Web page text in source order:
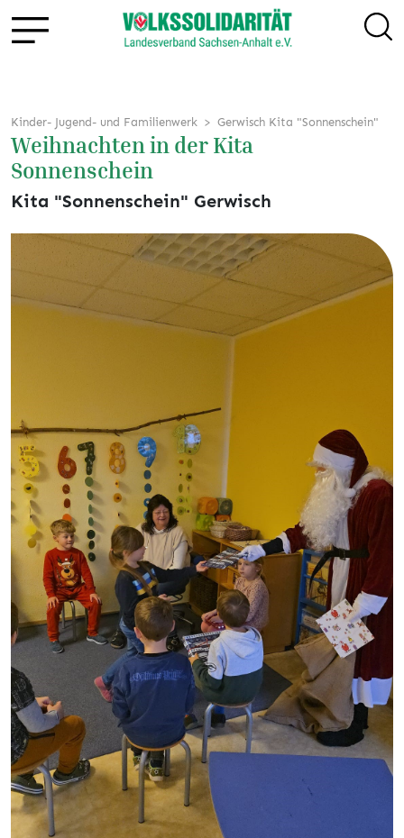
Kinder- Jugend- und Familienwerk Gerwisch Kita "Sonnenschein"
Weihnachten in der Kita
Sonnenschein
Kita "Sonnenschein" Gerwisch